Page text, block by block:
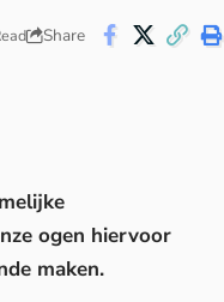
Share
ogen hiervoor
maken.